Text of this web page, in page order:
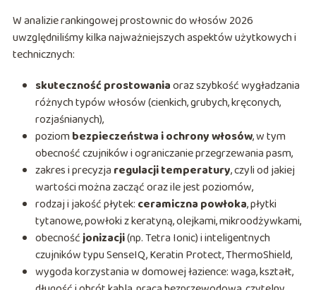
W analizie rankingowej prostownic do włosów 2026
uwzględniliśmy kilka najważniejszych aspektów użytkowych i
technicznych:
skuteczność prostowaniaoraz szybkość wygładzania
różnych typów włosów (cienkich, grubych, kręconych,
rozjaśnianych),
poziombezpieczeństwa i ochrony włosów, w tym
obecność czujników i ograniczanie przegrzewania pasm,
zakres i precyzja regulacji temperatury, czyli od jakiej
wartości można zacząć oraz ile jest poziomów,
rodzaj i jakość płytek: ceramiczna powłoka, płytki
tytanowe, powłoki z keratyną, olejkami, mikroodżywkami,
obecnośćjonizacji(np. Tetra Ionic) i inteligentnych
czujników typu SenseIQ, Keratin Protect, ThermoShield,
wygoda korzystania w domowej łazience: waga, kształt,